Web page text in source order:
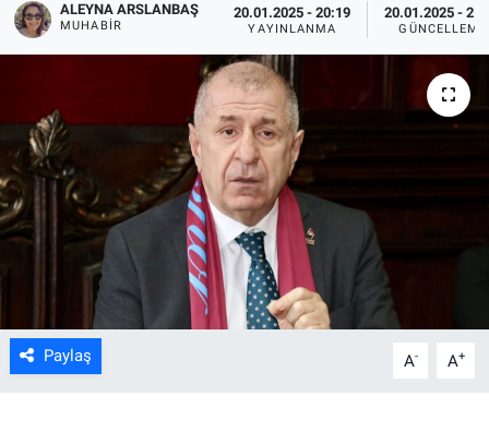
ALEYNA ARSLANBAŞ
MUHABIR
20.01.2025 - 20:19
YAYINLANMA
20.01.2025 -
GÜNCELLEME
Paylaş A- A+